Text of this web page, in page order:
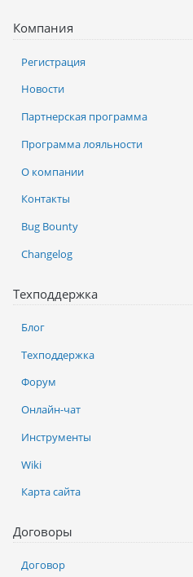
Компания
Регистрация
Новости
Партнерская программа
Программа лояльности
О компании
Контакты
Bug Bounty
Changelog
Техподдержка
Блог
Техподдержка
Форум
Онлайн-чат
Инструменты
Wiki
Карта сайта
Договоры
Договор